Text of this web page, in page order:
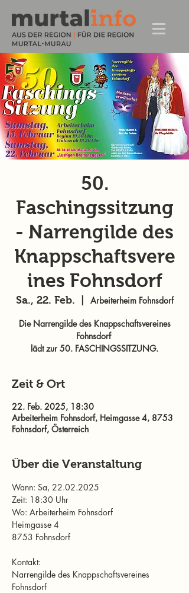
50.
Faschingssitzung
- Narrengilde des
Knappschaftsvere
ines Fohnsdorf
Sa., 22. Feb. Arbeiterheim Fohnsdorf
Die Narrengilde des Knappschaftsvereines
Fohnsdorf
lädt zur 50. FASCHINGSSITZUNG.
Zeit & Ort
22. Feb. 2025, 18:30
Arbeiterheim Fohnsdorf, Heimgasse 4, 8753
Fohnsdorf, Österreich
Über die Veranstaltung
Wann: Sa, 22.02.2025
Zeit: 18:30 Uhr
Wo: Arbeiterheim Fohnsdorf
Heimgasse 4
8753 Fohnsdorf
Kontakt:
Narrengilde des Knappschaftsvereines
Fohnsdorf